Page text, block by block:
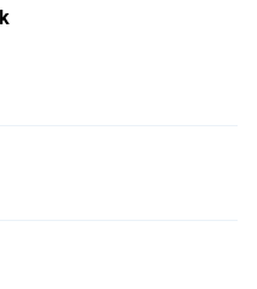
die Tülle einen
Stecker verhindert.
Kategorie 6 wird durch